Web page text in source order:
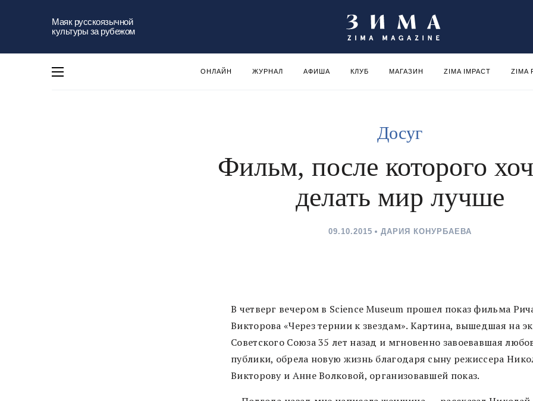
Маяк русскоязычной
культуры за рубежом
ОНЛАЙН ЖУРНАЛ АФИША КЛУБ МАГАЗИН ZIMA IMPACT ZIMA
Досуг
Фильм, после которого
делать мир лучше
09.10.2015 ДАРИЯ КОНУРБАЕВА
В четверг вечером в Science Museum прошел показ фильма
Викторова «Через тернии к звездам». Картина, вышедшая на
Советского Союза 35 лет назад и мгновенно завоевавшая
публики, обрела новую жизнь благодаря сыну режиссера
Викторову и Анне Волковой, организовавшей показ.